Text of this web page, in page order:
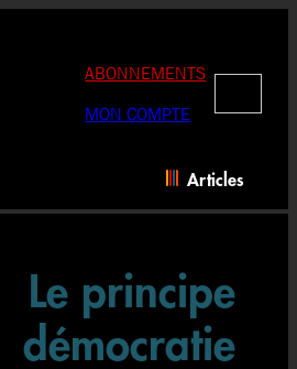
ABONNEMENTS
MON COMPTE
Articles
Le principe
démocratie